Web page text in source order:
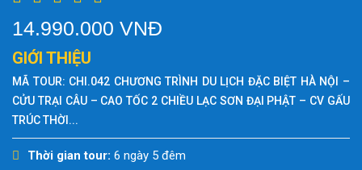
14.990.000 VNĐ
GIỚI THIỆU
MÃ TOUR: CHI.042 CHƯƠNG TRÌNH DU LỊCH ĐẶC BIỆT HÀ NỘI –
CỬU TRẠI CÂU – CAO TỐC 2 CHIỀU LẠC SƠN ĐẠI PHẬT – CV GẤU
TRÚC THỜI...
Thời gian tour: 6 ngày 5 đêm